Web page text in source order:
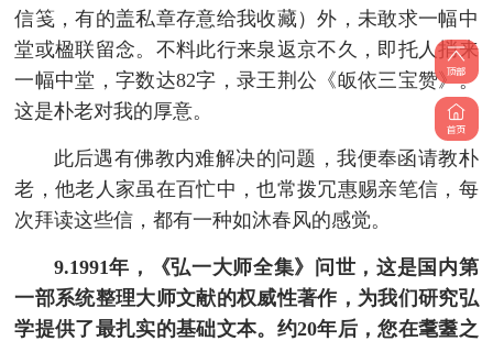
信笺，有的盖私章存意给我收藏）外，未敢求一幅中
堂或楹联留念。不料此行来泉返京不久，即托人捎来
一幅中堂，字数达82字，录王荆公《皈依三宝赞》。
这是朴老对我的厚意。
此后遇有佛教内难解决的问题，我便奉函请教朴
老，他老人家虽在百忙中，也常拨冗惠赐亲笔信，每
次拜读这些信，都有一种如沐春风的感觉。
9.1991年，《弘一大师全集》问世，这是国内第
一部系统整理大师文献的权威性著作，为我们研究弘
学提供了最扎实的基础文本。约20年后，您在耄耋之